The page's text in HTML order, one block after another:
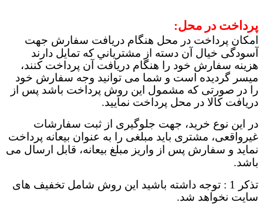
پرداخت در محل:
امکان پرداخت در محل هنگام دریافت سفارش جهت
آسودگی خیال آن دسته از مشترياني که تمايل دارند
هزينه سفارش خود را هنگام دريافت آن پرداخت کنند،
میسر گردیده است و شما می توانید وجه سفارش خود
را در صورتی که مشمول این روش پرداخت باشد پس از
دریافت کالا در محل پرداخت نمایید.
در این نوع خرید، جهت جلوگیری از ثبت سفارشات
غیرواقعی، مشتری باید مبلغی را به عنوان بیعانه پرداخت
نماید و سفارش پس از واریز مبلغ بیعانه، قابل ارسال می
باشد.
تذکر 1 : توجه داشته باشید این روش شامل تخفیف های
سایت نخواهد شد.